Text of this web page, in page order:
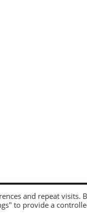
a
and repeat visits.
to provide a
web.